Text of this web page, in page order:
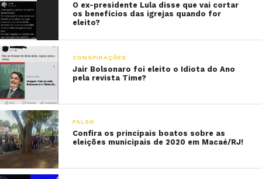
O ex-presidente Lula disse que vai cortar
os benefícios das igrejas quando for
eleito?
CONSPIRAÇÕES
Jair Bolsonaro foi eleito o Idiota do Ano
pela revista Time?
FALSO
Confira os principais boatos sobre as
eleições municipais de 2020 em Macaé/RJ!